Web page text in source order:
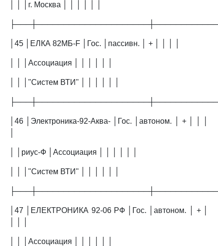
│ │ │г. Москва │ │ │ │ │ │
│45 │ЕЛКА 82МБ-F │Гос. │пассивн. │ + │ │ │ │
│ │ │Ассоциация │ │ │ │ │ │
│ │ │"Систем ВТИ" │ │ │ │ │ │
│46 │Электроника-92-Аква- │Гос. │автоном. │ + │ │ │
│ │риус-Ф │Ассоциация │ │ │ │ │ │
│ │ │"Систем ВТИ" │ │ │ │ │ │
│47 │ЕЛЕКТРОНИКА 92-06 РФ │Гос. │автоном. │ + │
│ │ │Ассоциация │ │ │ │ │ │